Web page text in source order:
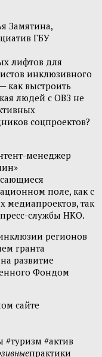
Замятина,
ГБУ
лифтов для
инклюзивного
как выстроить
людей с ОВЗ не
соцпроектов?
менеджер
поле, как с
медиапроектов, так
службы НКО.
регионов
гранта
развитие
Фондом
сайте
#туризм #актив
практики